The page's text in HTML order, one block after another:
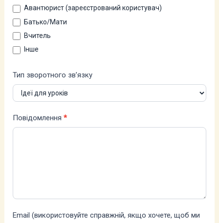
Авантюрист (зареєстрований користувач)
Батько/Мати
Вчитель
Інше
Тип зворотного зв’язку
Повідомлення*
Email (використовуйте справжній, якщо хочете, щоб ми